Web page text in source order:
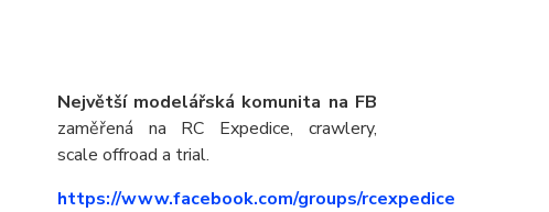
Největší modelářská komunita na FB
zaměřená na RC Expedice, crawlery,
scale offroad a trial.
https://www.facebook.com/groups/rcexpedice